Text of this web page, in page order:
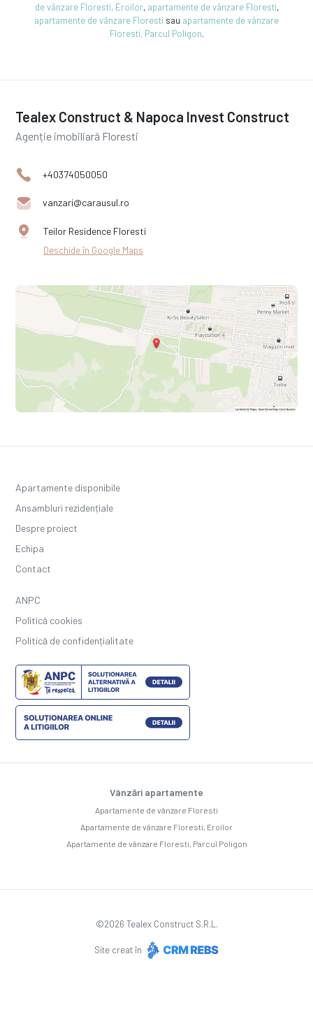
de vânzare Floresti, Eroilor, apartamente de vânzare Floresti,
apartamente de vânzare Floresti sau apartamente de vânzare
Floresti, Parcul Poligon.
Tealex Construct & Napoca Invest Construct
Agenție imobiliară Floresti
+40374050050
vanzari@carausul.ro
Teilor Residence Floresti
Deschide în Google Maps
Apartamente disponibile
Ansambluri rezidențiale
Despre proiect
Echipa
Contact
ANPC
Politică cookies
Politică de confidențialitate
Vânzări apartamente
Apartamente de vânzare Floresti
Apartamente de vânzare Floresti, Eroilor
Apartamente de vânzare Floresti, Parcul Poligon
©2026 Tealex Construct S.R.L.
Site creat în